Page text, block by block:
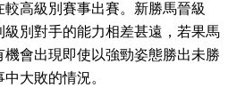
高級別賽事出賽。新勝馬晉級
別對手的能力相差甚遠，若果馬
機會出現即使以強勁姿態勝出未勝
大敗的情況。